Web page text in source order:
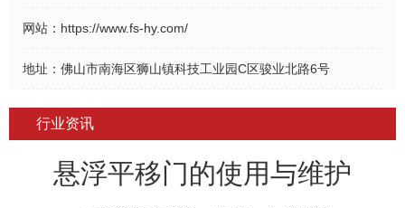
网站： https://www.fs-hy.com/
地址： 佛山市南海区狮山镇科技工业园C区骏业北路6号
行业资讯
悬浮平移门的使用与维护